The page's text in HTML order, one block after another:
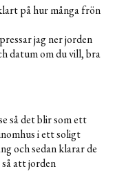
på hur många frön
jag ner jorden
datum om du vill, bra
så det blir som ett
i ett soligt
och sedan klarar de
så att jorden